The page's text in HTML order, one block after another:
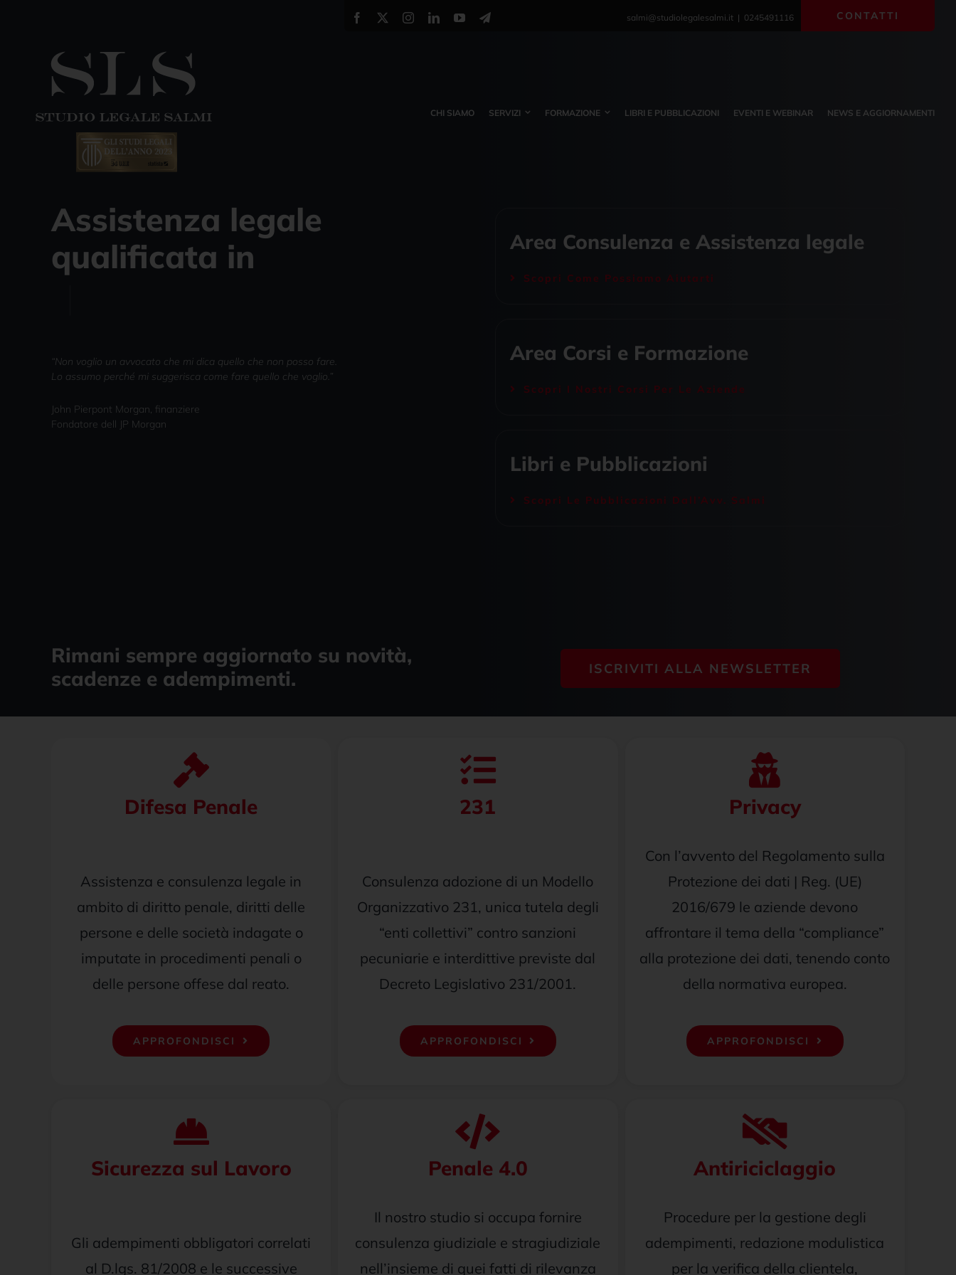
contenuto
salmi@studiolegalesalmi.it | 0245491116 CONTATTI
CHI SIAMO SERVIZI FORMAZIONE LIBRI E PUBBLICAZIONI EVENTI E WEBINAR NEWS E AGGIORNAMENTI
Assistenza legale
qualificata in
“Non voglio un avvocato che mi dica quello che non posso fare.
Lo assumo perché mi suggerisca come fare quello che voglio.”
John Pierpont Morgan, finanziere
Fondatore dell JP Morgan
Area Consulenza e Assistenza legale
Scopri Come Possiamo Aiutarti
Area Corsi e Formazione
Scopri I Nostri Corsi Per Le Aziende
Libri e Pubblicazioni
Scopri Le Pubblicazioni Dall’Avv. Salmi
Rimani sempre aggiornato su novità,
scadenze e adempimenti.
ISCRIVITI ALLA NEWSLETTER
Difesa Penale
Assistenza e consulenza legale in
ambito di diritto penale, diritti delle
persone e delle società indagate o
imputate in procedimenti penali o
delle persone offese dal reato.
APPROFONDISCI
231
Consulenza adozione di un Modello
Organizzativo 231, unica tutela degli
“enti collettivi” contro sanzioni
pecuniarie e interdittive previste dal
Decreto Legislativo 231/2001.
APPROFONDISCI
Privacy
Con l’avvento del Regolamento sulla
Protezione dei dati | Reg. (UE)
2016/679 le aziende devono
affrontare il tema della “compliance”
alla protezione dei dati, tenendo conto
della normativa europea.
APPROFONDISCI
Sicurezza sul Lavoro
Gli adempimenti obbligatori correlati
al D.lgs. 81/2008 e le successive
Penale 4.0
Il nostro studio si occupa fornire
consulenza giudiziale e stragiudiziale
nell’insieme di quei fatti di rilevanza
Antiriciclaggio
Procedure per la gestione degli
adempimenti, redazione modulistica
per la verifica della clientela,